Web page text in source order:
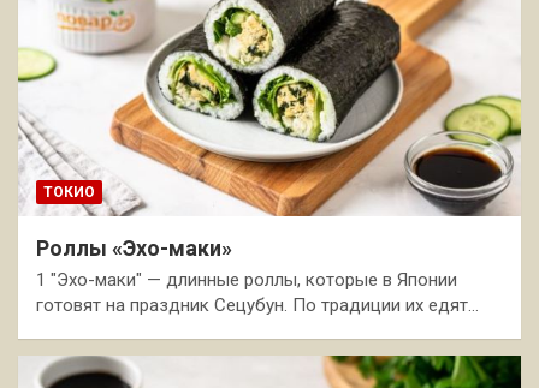
ТОКИО
Роллы «Эхо-маки»
1 "Эхо-маки" — длинные роллы, которые в Японии
готовят на праздник Сецубун. По традиции их едят…